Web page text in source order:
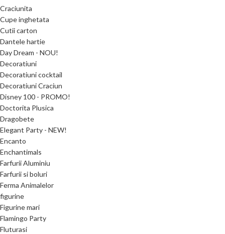
Craciunita
Cupe inghetata
Cutii carton
Dantele hartie
Day Dream - NOU!
Decoratiuni
Decoratiuni cocktail
Decoratiuni Craciun
Disney 100 - PROMO!
Doctorita Plusica
Dragobete
Elegant Party - NEW!
Encanto
Enchantimals
Farfurii Aluminiu
Farfurii si boluri
Ferma Animalelor
figurine
Figurine mari
Flamingo Party
Fluturasi